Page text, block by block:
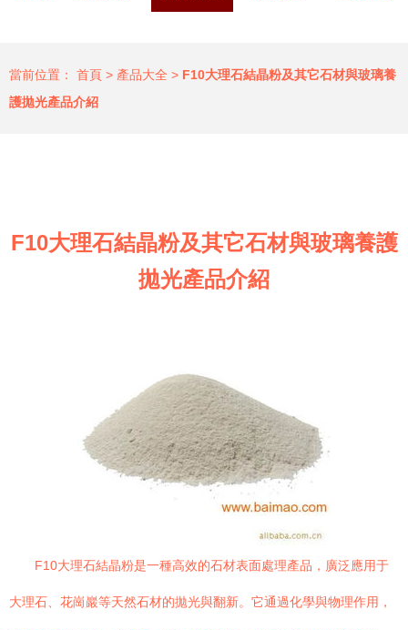
當前位置： 首頁 > 產品大全 > F10大理石結晶粉及其它石材與玻璃養
護拋光產品介紹
F10大理石結晶粉及其它石材與玻璃養護
拋光產品介紹
F10大理石結晶粉是一種高效的石材表面處理產品，廣泛應用于
大理石、花崗巖等天然石材的拋光與翻新。它通過化學與物理作用，